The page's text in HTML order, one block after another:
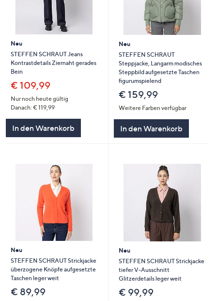
Neu
STEFFEN SCHRAUT Jeans
Kontrastdetails Ziernaht gerades
Bein
€ 109,99
Nur noch heute gültig
Danach: € 119,99
In den Warenkorb
Neu
STEFFEN SCHRAUT
Steppjacke, Langarm modisches
Steppbild aufgesetzte Taschen
figurumspielend
€ 159,99
Weitere Farben verfügbar
In den Warenkorb
Neu
STEFFEN SCHRAUT Strickjacke
überzogene Knöpfe aufgesetzte
Taschen leger weit
€ 89,99
Neu
STEFFEN SCHRAUT Strickjacke
tiefer V-Ausschnitt
Glitzerdetails leger weit
€ 99,99